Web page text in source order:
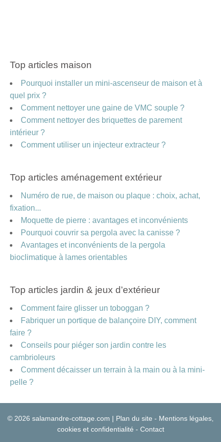
Top articles maison
Pourquoi installer un mini-ascenseur de maison et à
quel prix ?
Comment nettoyer une gaine de VMC souple ?
Comment nettoyer des briquettes de parement
intérieur ?
Comment utiliser un injecteur extracteur ?
Top articles aménagement extérieur
Numéro de rue, de maison ou plaque : choix, achat,
fixation...
Moquette de pierre : avantages et inconvénients
Pourquoi couvrir sa pergola avec la canisse ?
Avantages et inconvénients de la pergola
bioclimatique à lames orientables
Top articles jardin & jeux d’extérieur
Comment faire glisser un toboggan ?
Fabriquer un portique de balançoire DIY, comment
faire ?
Conseils pour piéger son jardin contre les
cambrioleurs
Comment décaisser un terrain à la main ou à la mini-
pelle ?
© 2026 salamandre-cottage.com | Plan du site - Mentions légales,
cookies et confidentialité - Contact